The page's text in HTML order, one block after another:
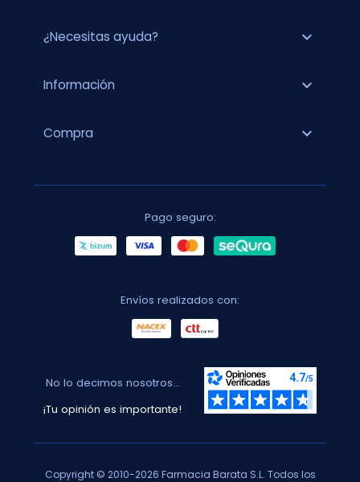
¿Necesitas ayuda? expand_more
Información expand_more
Compra expand_more
Pago seguro:
Envíos realizados con:
No lo decimos nosotros...
¡Tu opinión es importante!
Copyright © 2010-2026 Farmacia Barata S.L. Todos los